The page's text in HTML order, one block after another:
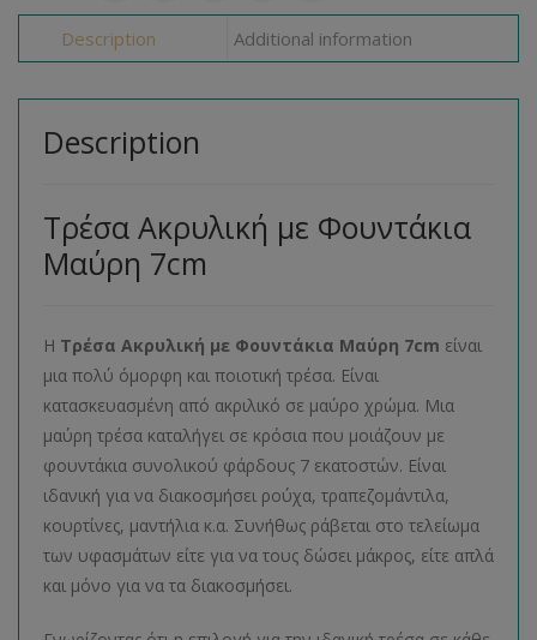
Description Additional information
Description
Τρέσα Ακρυλική με Φουντάκια
Μαύρη 7cm
Η Τρέσα Ακρυλική με Φουντάκια Μαύρη 7cm είναι
μια πολύ όμορφη και ποιοτική τρέσα. Είναι
κατασκευασμένη από ακριλικό σε μαύρο χρώμα. Μια
μαύρη τρέσα καταλήγει σε κρόσια που μοιάζουν με
φουντάκια συνολικού φάρδους 7 εκατοστών. Είναι
ιδανική για να διακοσμήσει ρούχα, τραπεζομάντιλα,
κουρτίνες, μαντήλια κ.α. Συνήθως ράβεται στο τελείωμα
των υφασμάτων είτε για να τους δώσει μάκρος, είτε απλά
και μόνο για να τα διακοσμήσει.